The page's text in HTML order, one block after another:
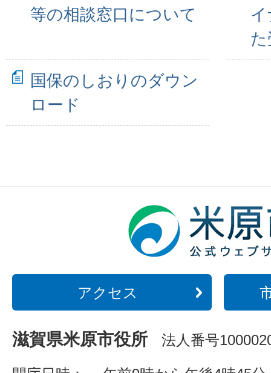
等の相談窓口について
国保のしおりのダウン
ロード
アクセス
滋賀県米原市役所 法人番号